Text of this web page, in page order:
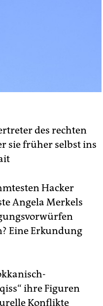
des rechten
sie früher selbst ins
Hacker
Angela Merkels
Eine Erkundung
ihre Figuren
Konflikte